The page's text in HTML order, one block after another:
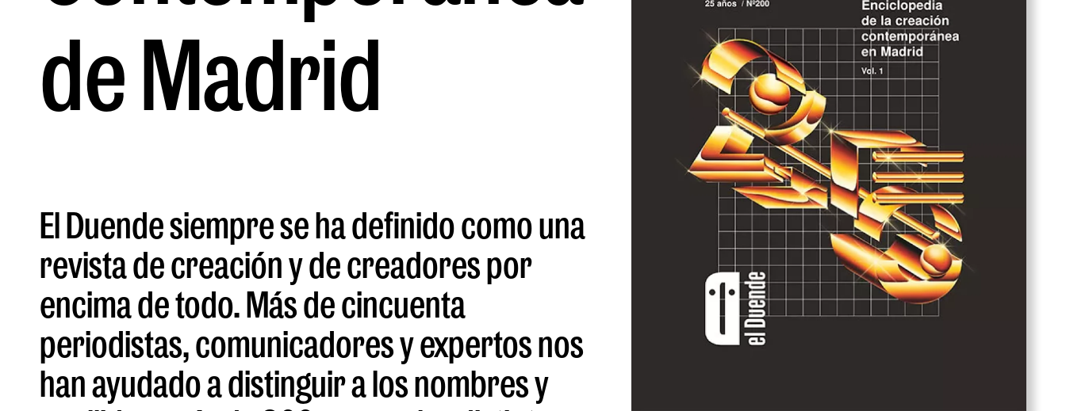
de Madrid
El Duende siempre se ha definido como una
revista de creación y de creadores por
encima de todo. Más de cincuenta
periodistas, comunicadores y expertos nos
han ayudado a distinguir a los nombres y